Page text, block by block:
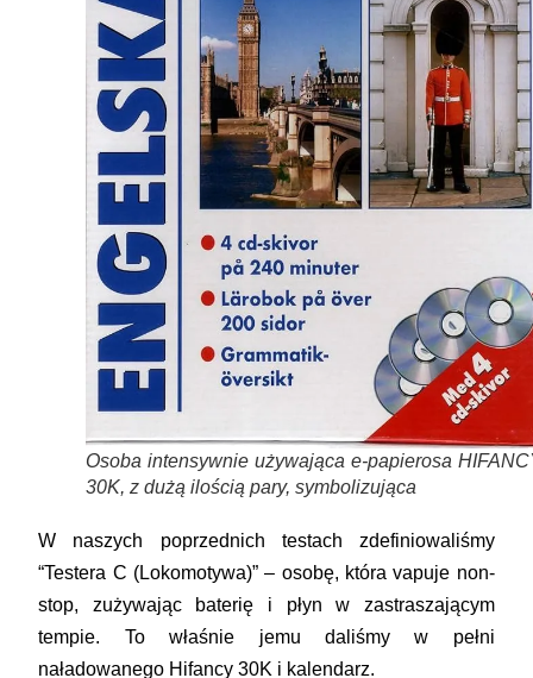
Osoba intensywnie używająca e-papierosa
30K, z dużą ilością pary, symbolizująca
W naszych poprzednich testach zdefiniowaliśmy
“Testera C (Lokomotywa)” – osobę, która vapuje non-
stop, zużywając baterię i płyn w zastraszającym
tempie. To właśnie jemu daliśmy w pełni
naładowanego Hifancy 30K i kalendarz.